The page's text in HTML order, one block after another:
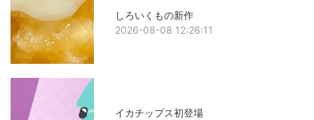
しろいくもの新作
2026-08-08 12:26:11
イカチップス初登場